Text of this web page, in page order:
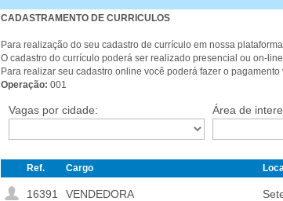
CADASTRAMENTO DE CURRICULOS
Para realização do seu cadastro de currículo em nossa
O cadastro do currículo poderá ser realizado presencial ou on-
Para realizar seu cadastro online você poderá fazer o
Operação: 001
Vagas por cidade: Área de
Ref. Cargo
16391 VENDEDORA